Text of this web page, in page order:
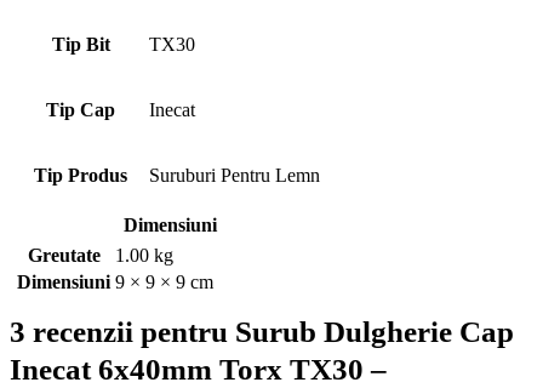
Tip Bit TX30
Tip Cap Inecat
Tip Produs Suruburi Pentru Lemn
Dimensiuni
Greutate
1.00 kg
Dimensiuni 9 × 9 × 9 cm
3 recenzii pentru Surub Dulgherie Cap
Inecat 6x40mm Torx TX30 –